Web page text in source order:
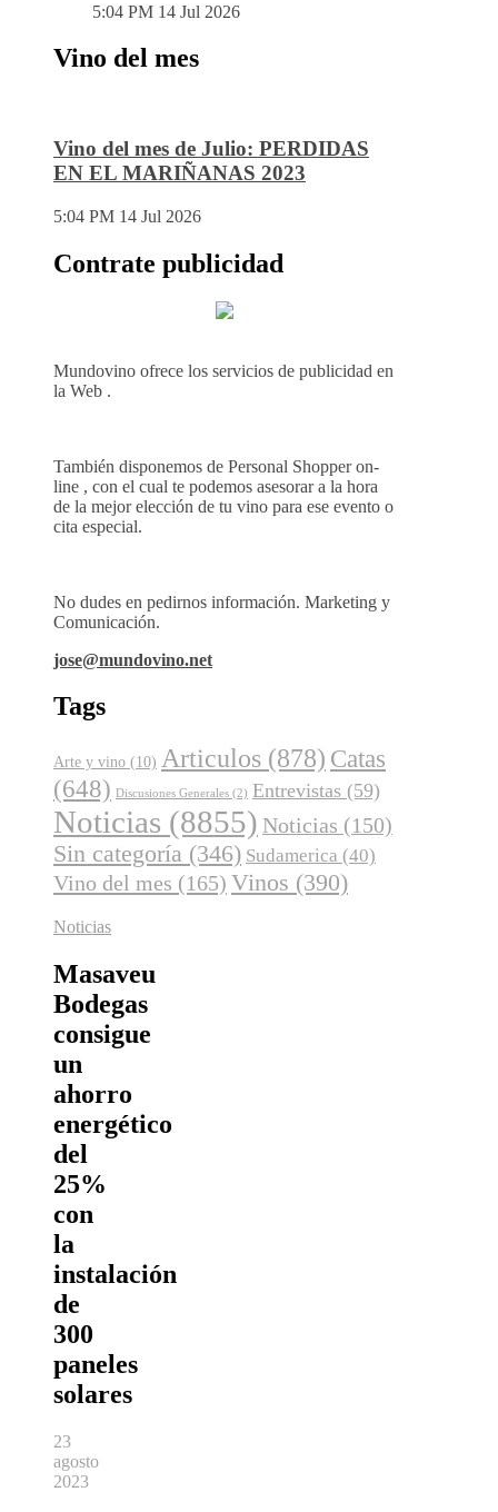
5:04 PM 14 Jul 2026
Vino del mes
Vino del mes de Julio: PERDIDAS
EN EL MARIÑANAS 2023
5:04 PM 14 Jul 2026
Contrate publicidad
Mundovino ofrece los servicios de publicidad en
la Web .
También disponemos de Personal Shopper on-
line , con el cual te podemos asesorar a la hora
de la mejor elección de tu vino para ese evento o
cita especial.
No dudes en pedirnos información. Marketing y
Comunicación.
jose@mundovino.net
Tags
Arte y vino (10) Articulos (878) Catas
(648) Discusiones Generales (2) Entrevistas (59)
Noticias (8855) Noticias (150)
Sin categoría (346) Sudamerica (40)
Vino del mes (165) Vinos (390)
Noticias
Masaveu
Bodegas
consigue
un
ahorro
energético
del
25%
con
la
instalación
de
300
paneles
solares
23
agosto
2023